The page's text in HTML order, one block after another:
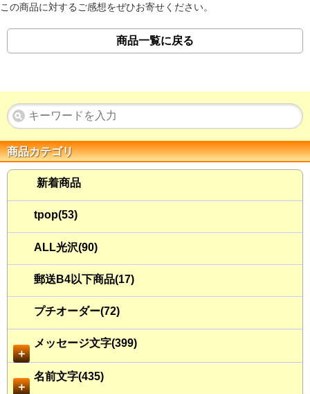
この商品に対するご感想をぜひお寄せください。
商品一覧に戻る
商品カテゴリ
新着商品
tpop(53)
ALL光沢(90)
郵送B4以下商品(17)
プチオーダー(72)
＋
メッセージ文字(399)
＋
名前文字(435)